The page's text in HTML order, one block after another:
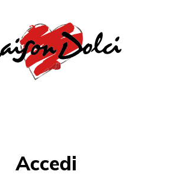
Accedi